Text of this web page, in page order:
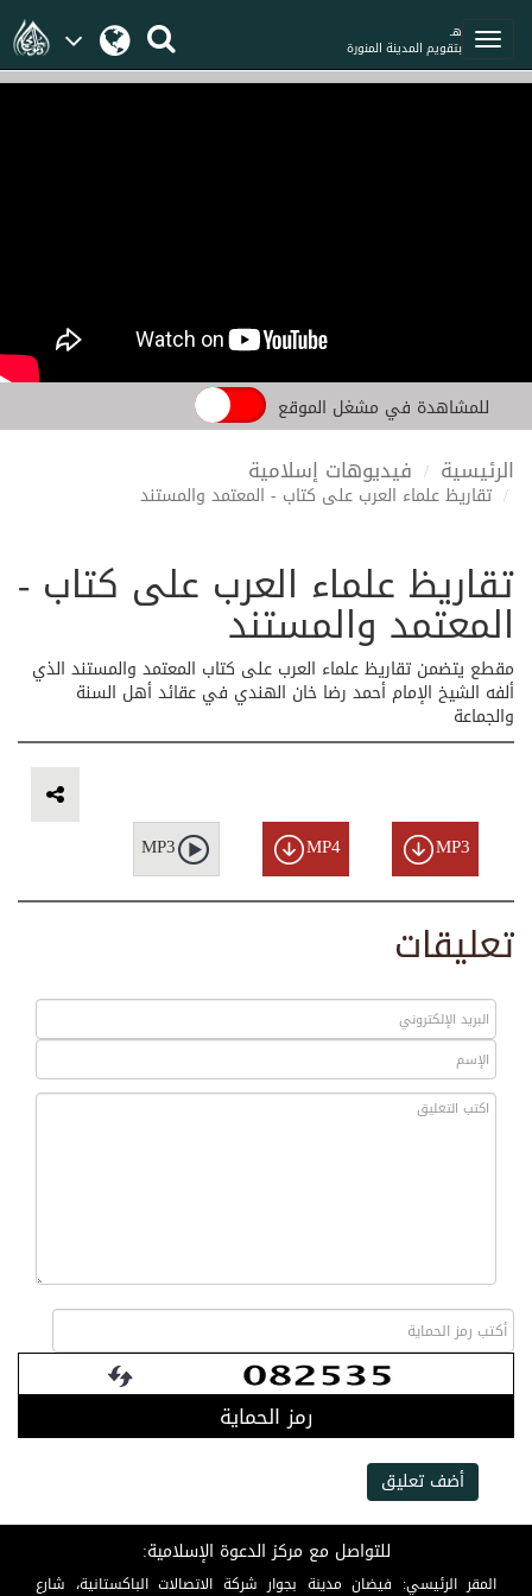
هـ
بتقويم المدينة المنورة
للمشاهدة في مشغل الموقع
الرئيسية فيديوهات إسلامية
تقاريظ علماء العرب على كتاب - المعتمد والمستند
تقاريظ علماء العرب على كتاب -
المعتمد والمستند
مقطع يتضمن تقاريظ علماء العرب على كتاب المعتمد والمستند الذي
ألفه الشيخ الإمام أحمد رضا خان الهندي في عقائد أهل السنة
والجماعة
MP3
MP4
MP3
تعليقات
رمز الحماية
أضف تعليق
للتواصل مع مركز الدعوة الإسلامية:
المقر الرئيسي: فيضان مدينة بجوار شركة الاتصالات الباكستانية، شارع